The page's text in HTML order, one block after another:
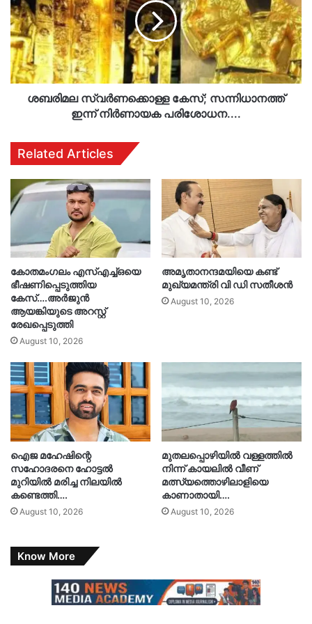
സന്നിധാനത്ത്
ഇന്ന്
നിർണായക
പരിശോധന....
ശബരിമല സ്വർണക്കൊള്ള കേസ്; സന്നിധാനത്ത്
ഇന്ന് നിർണായക പരിശോധന....
Related Articles
കോതമം​ഗലം എസ്എച്ച്ഒയെ
ഭീഷണിപ്പെടുത്തിയ
കേസ്….അർജുൻ
ആയങ്കിയുടെ അറസ്റ്റ്
രേഖപ്പെടുത്തി
August 10, 2026
അമൃതാനന്ദമയിയെ കണ്ട്
മുഖ്യമന്ത്രി വി ഡി സതീശൻ
August 10, 2026
ഐജ മഹേഷിന്റെ
സഹോദരനെ ഹോട്ടൽ
മുറിയിൽ മരിച്ച നിലയിൽ
കണ്ടെത്തി….
August 10, 2026
മുതലപ്പൊഴിയിൽ വള്ളത്തിൽ
നിന്ന് കായലിൽ വീണ്
മത്സ്യത്തൊഴിലാളിയെ
കാണാതായി….
August 10, 2026
Know More